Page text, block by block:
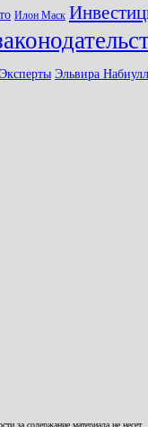
Илон Маск
Эксперты Эльвира
за содержание материала не несет.